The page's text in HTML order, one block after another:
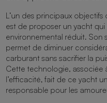
L’un des principaux objectifs
est de proposer un yacht
environnemental réduit. Son
permet de diminuer
carburant sans sacrifier la
Cette technologie, associée
l’efficacité, fait de ce yacht
responsable pour les